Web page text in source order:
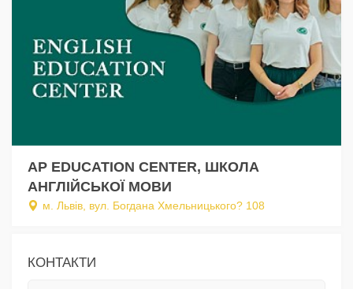
AP EDUCATION CENTER, ШКОЛА
АНГЛІЙСЬКОЇ МОВИ
м. Львів, вул. Богдана Хмельницького? 108
КОНТАКТИ